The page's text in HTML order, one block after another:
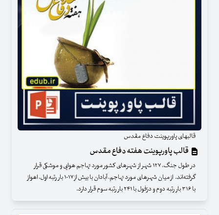
قالبهای پاورپوینت دفاع مقدس
قالب پاورپوینت هفته دفاع مقدس
در طول جنگ، ۱۲۷ شهر از شهرهای كشور مورد تهاجم هوایی و موشكی قرار
گرفته‌اند. از میان شهرهای مورد تهاجم، آبادان با بیش از ۱۰۱۷ بار رتبه اول، اهواز
با ۳۱۶ بار رتبه دوم و دزفول با ۲۴۱ بار رتبه سوم قرار دارد.